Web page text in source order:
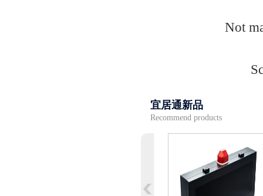
Not
宜居通新品
Recommend products